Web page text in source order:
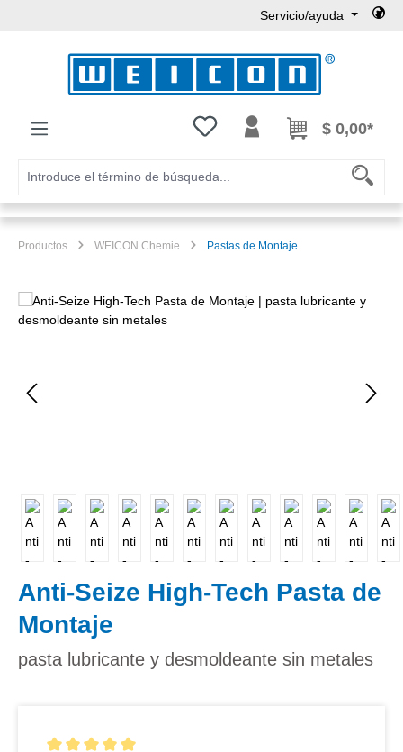
Servicio/ayuda
Tienes 0 artículos en tu lista de
$ 0,00*
Productos WEICON Chemie Pastas de Montaje
Omitir galería de imágenes
Anti-Seize High-Tech Pasta de
Montaje
pasta lubricante y desmoldeante sin metales